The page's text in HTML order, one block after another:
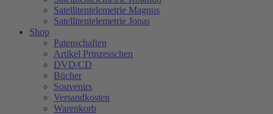
Satellitentelemetrie Magnus
Satellitentelemetrie Jonas
Shop
Patenschaften
Artikel Prinzesschen
DVD/CD
Bücher
Souvenirs
Versandkosten
Warenkorb